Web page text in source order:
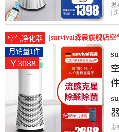
发
|
空气净化器
[survival森晨旗舰店
空气净化器家月销量1
￥3088
月销量1件
发